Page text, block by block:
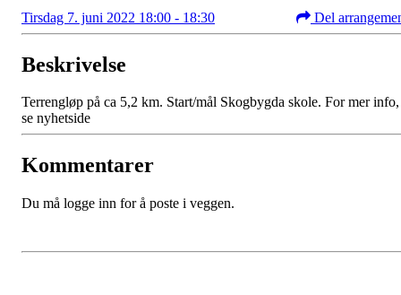
Tirsdag 7. juni 2022 18:00 - 18:30 Del
Beskrivelse
Terrengløp på ca 5,2 km. Start/mål Skogbygda skole. For mer info,
se nyhetside
Kommentarer
Du må logge inn for å poste i veggen.